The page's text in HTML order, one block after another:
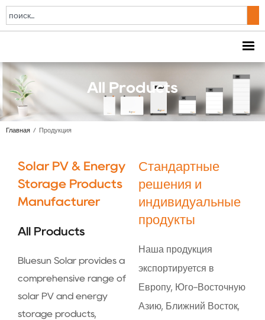
All Products
Главная / Продукция
Solar PV & Energy
Storage Products
Manufacturer
All Products
Bluesun Solar provides a
comprehensive range of
solar PV and energy
storage products,
Стандартные
решения и
индивидуальные
продукты
Наша продукция
экспортируется в
Европу, Юго-Восточную
Азию, Ближний Восток,